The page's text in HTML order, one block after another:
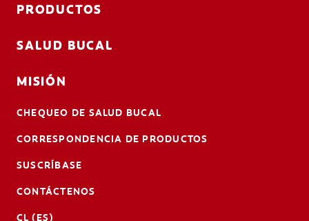
PRODUCTOS
SALUD BUCAL
MISIÓN
CHEQUEO DE SALUD BUCAL
CORRESPONDENCIA DE PRODUCTOS
SUSCRÍBASE
CONTÁCTENOS
CL (ES)